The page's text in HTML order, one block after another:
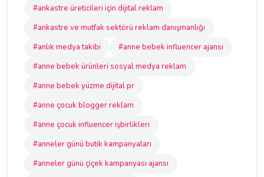
#ankastre üreticileri için dijital reklam
#ankastre ve mutfak sektörü reklam danışmanlığı
#anlık medya takibi
#anne bebek influencer ajansı
#anne bebek ürünleri sosyal medya reklam
#anne bebek yüzme dijital pr
#anne çocuk blogger reklam
#anne çocuk influencer işbirlikleri
#anneler günü butik kampanyaları
#anneler günü çiçek kampanyası ajansı